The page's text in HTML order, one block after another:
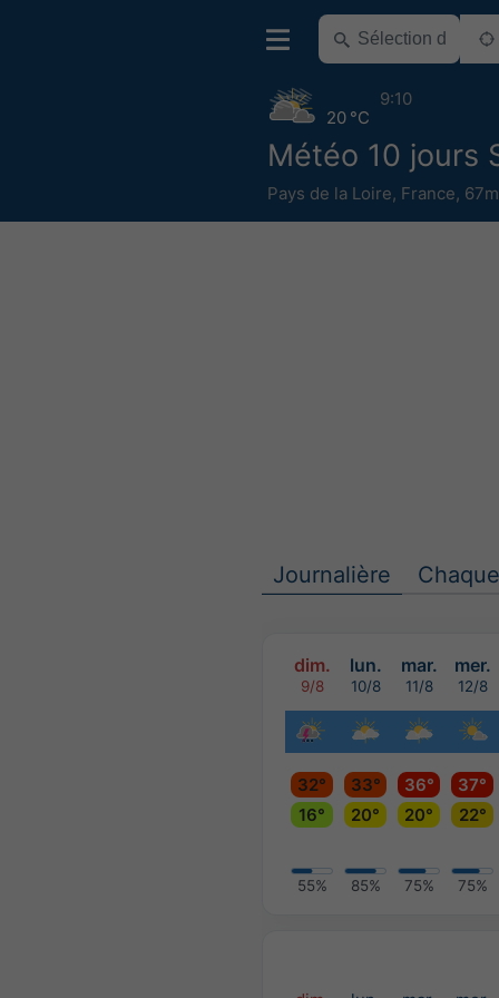
Météo 10 jours
Pays de la Loire, France,
20 °C
9:10
Journalière
dim. lun. mar. mer.
9/8 10/8 11/8 12/8
32° 33° 36°
37°
16°
20° 20° 22°
55% 85% 75% 75%